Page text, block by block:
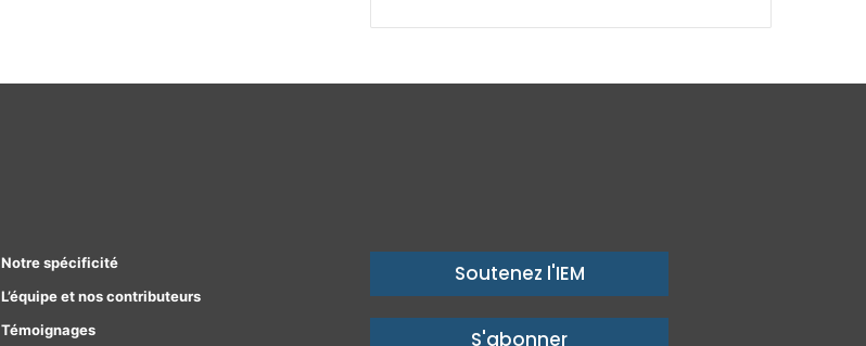
Notre spécificité
L’équipe et nos contributeurs
Témoignages
Soutenez l'IEM
S'abonner